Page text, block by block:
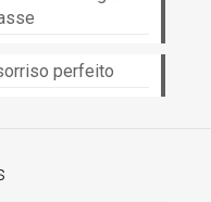
perfeito